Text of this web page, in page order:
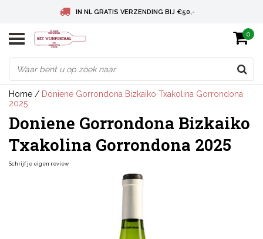
IN NL GRATIS VERZENDING BIJ €50,-
BELGIE GRATIS VERZENDING BIJ € 75
DEUTSCHLAND VERSANDKOSTENFREI AB € 75
0
Home / Doniene Gorrondona Bizkaiko Txakolina Gorrondona
2025
Doniene Gorrondona Bizkaiko
Txakolina Gorrondona 2025
Schrijf je eigen review